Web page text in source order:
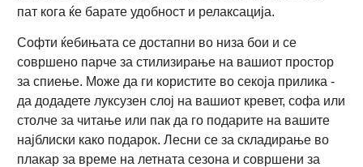
пат кога ќе барате удобност и релаксација.
Софти ќебињата се достапни во низа бои и се
совршено парче за стилизирање на вашиот простор
за спиење. Може да ги користите во секоја прилика -
да додадете луксузен слој на вашиот кревет, софа или
столче за читање или пак да го подарите на вашите
најблиски како подарок. Лесни се за складирање во
плакар за време на летната сезона и совршени за